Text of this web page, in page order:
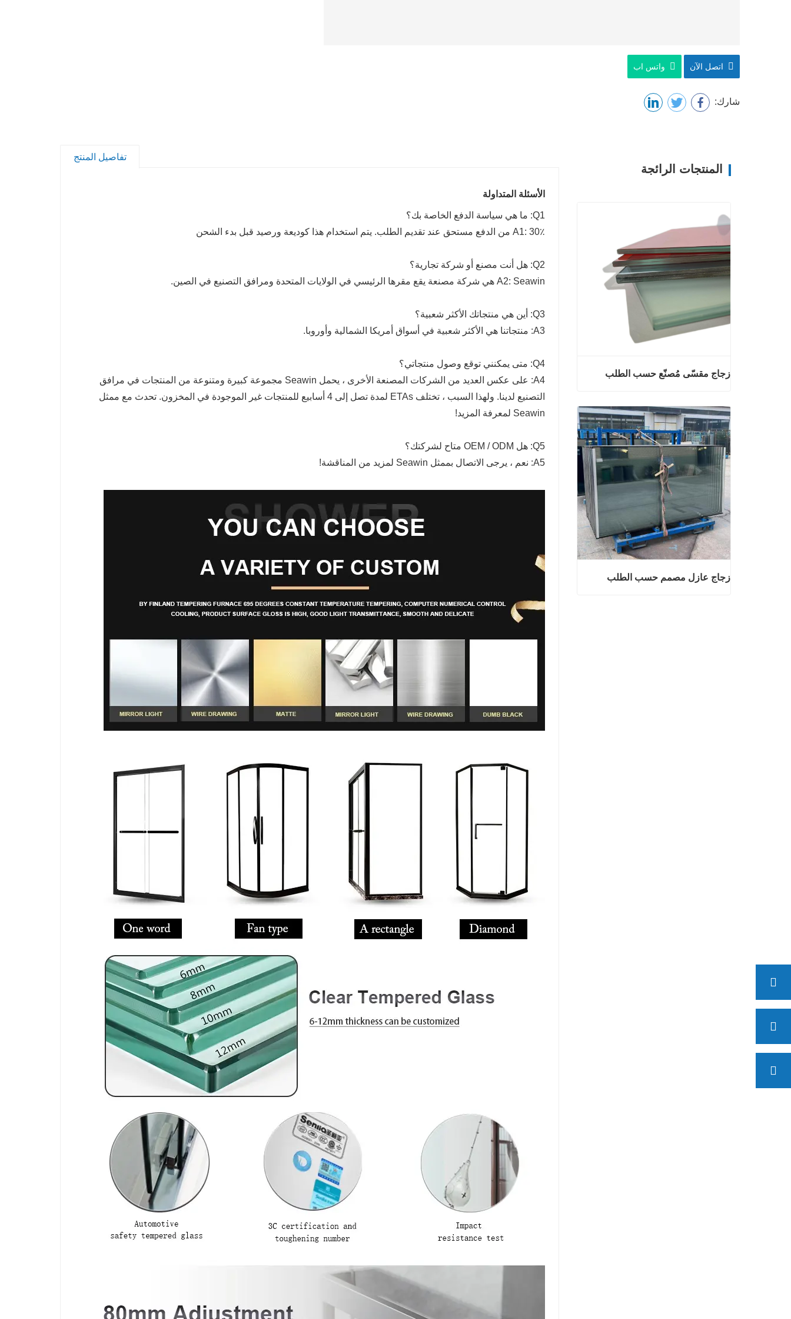
اتصل الآن واتس اب
شارك:
تفاصيل المنتج
الأسئلة المتداولة
Q1: ما هي سياسة الدفع الخاصة بك؟
A1: 30٪ من الدفع مستحق عند تقديم الطلب. يتم استخدام هذا كوديعة ورصيد قبل بدء الشحن
Q2: هل أنت مصنع أو شركة تجارية؟
A2: Seawin هي شركة مصنعة يقع مقرها الرئيسي في الولايات المتحدة ومرافق التصنيع في الصين.
Q3: أين هي منتجاتك الأكثر شعبية؟
A3: منتجاتنا هي الأكثر شعبية في أسواق أمريكا الشمالية وأوروبا.
Q4: متى يمكنني توقع وصول منتجاتي؟
A4: على عكس العديد من الشركات المصنعة الأخرى ، يحمل Seawin مجموعة كبيرة ومتنوعة من المنتجات في مرافق
التصنيع لدينا. ولهذا السبب ، تختلف ETAs لمدة تصل إلى 4 أسابيع للمنتجات غير الموجودة في المخزون. تحدث مع ممثل
Seawin لمعرفة المزيد!
Q5: هل OEM / ODM متاح لشركتك؟
A5: نعم ، يرجى الاتصال بممثل Seawin لمزيد من المناقشة!
المنتجات الرائجة
زجاج مقسّى مُصنّع حسب الطلب
زجاج مقسّى مُصنّع حسب الطلب
اتصل الآن
زجاج عازل مصمم حسب الطلب